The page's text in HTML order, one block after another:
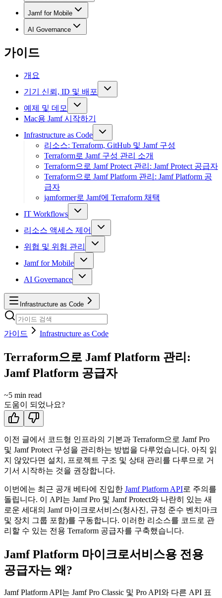
Jamf for Mobile
AI Governance
가이드
개요
기기 신뢰, ID 및 배포
예제 및 데모
Mac용 Jamf 시작하기
Infrastructure as Code
리소스: Terraform, GitHub 및 Jamf 구성
Terraform로 Jamf 구성 관리 소개
Terraform으로 Jamf Protect 관리: Jamf Protect 공급자
Terraform으로 Jamf Platform 관리: Jamf Platform 공
급자
jamformer로 Jamf에 Terraform 채택
IT Workflows
리소스 액세스 제어
위협 및 위험 관리
Jamf for Mobile
AI Governance
Infrastructure as Code
가이드 Infrastructure as Code
Terraform으로 Jamf Platform 관리:
Jamf Platform 공급자
~5 min read
도움이 되었나요?
이전 글에서 코드형 인프라의 기본과 Terraform으로 Jamf Pro
및 Jamf Protect 구성을 관리하는 방법을 다루었습니다. 아직 읽
지 않았다면 설치, 프로젝트 구조 및 상태 관리를 다루므로 거
기서 시작하는 것을 권장합니다.
이번에는 최근 공개 베타에 진입한 Jamf Platform API로 주의를
돌립니다. 이 API는 Jamf Pro 및 Jamf Protect와 나란히 있는 새
로운 세대의 Jamf 마이크로서비스(청사진, 규정 준수 벤치마크
및 장치 그룹 포함)를 구동합니다. 이러한 리소스를 코드로 관
리할 수 있는 전용 Terraform 공급자를 구축했습니다.
Jamf Platform 마이크로서비스용 전용
공급자는 왜?
Jamf Platform API는 Jamf Pro Classic 및 Pro API와 다른 API 표